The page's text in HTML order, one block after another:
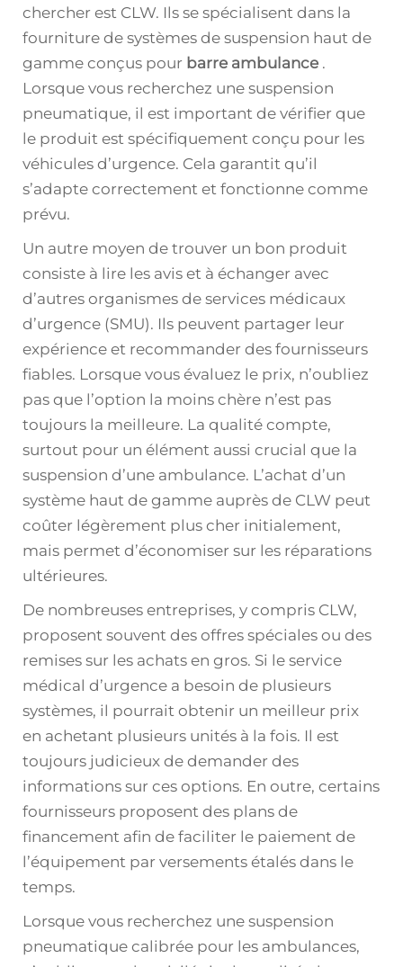
chercher est CLW. Ils se spécialisent dans la
fourniture de systèmes de suspension haut de
gamme conçus pour barre ambulance .
Lorsque vous recherchez une suspension
pneumatique, il est important de vérifier que
le produit est spécifiquement conçu pour les
véhicules d’urgence. Cela garantit qu’il
s’adapte correctement et fonctionne comme
prévu.
Un autre moyen de trouver un bon produit
consiste à lire les avis et à échanger avec
d’autres organismes de services médicaux
d’urgence (SMU). Ils peuvent partager leur
expérience et recommander des fournisseurs
fiables. Lorsque vous évaluez le prix, n’oubliez
pas que l’option la moins chère n’est pas
toujours la meilleure. La qualité compte,
surtout pour un élément aussi crucial que la
suspension d’une ambulance. L’achat d’un
système haut de gamme auprès de CLW peut
coûter légèrement plus cher initialement,
mais permet d’économiser sur les réparations
ultérieures.
De nombreuses entreprises, y compris CLW,
proposent souvent des offres spéciales ou des
remises sur les achats en gros. Si le service
médical d’urgence a besoin de plusieurs
systèmes, il pourrait obtenir un meilleur prix
en achetant plusieurs unités à la fois. Il est
toujours judicieux de demander des
informations sur ces options. En outre, certains
fournisseurs proposent des plans de
financement afin de faciliter le paiement de
l’équipement par versements étalés dans le
temps.
Lorsque vous recherchez une suspension
pneumatique calibrée pour les ambulances,